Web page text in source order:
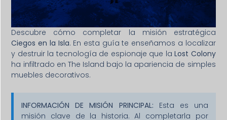
Descubre cómo completar la misión estratégica
Ciegos en la Isla. En esta guía te enseñamos a localizar
y destruir la tecnología de espionaje que laLost Colony
ha infiltrado en The Island bajo la apariencia de simples
muebles decorativos.
INFORMACIÓN DE MISIÓN PRINCIPAL: Esta es una
misión clave de la historia. Al completarla por